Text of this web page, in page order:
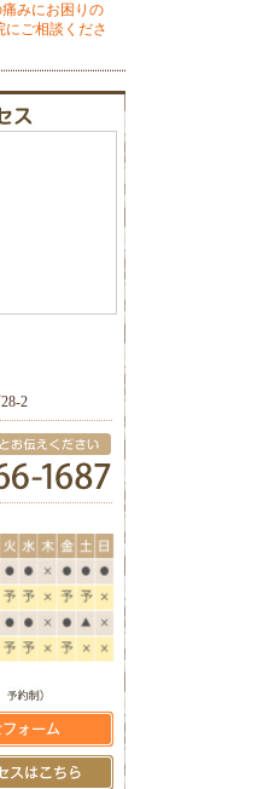
みにお困りの
にご相談くださ
2